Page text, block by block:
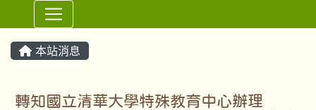
⏸
本站消息
轉知國立清華大學特殊教育中心辦理